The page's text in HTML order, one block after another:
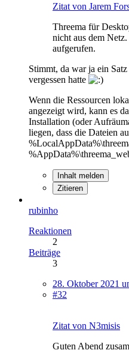
Zitat von Jarem
Threema für
nicht aus dem
aufgerufen.
Stimmt, da war ja ein
vergessen hatte
Wenn die Ressourcen
angezeigt wird, kann es
Installation (oder
liegen, dass die Dateien
Inhalt melden
Zitieren
rubinho
Reaktionen
2
Beiträge
3
28. Oktober 2021
#32
Zitat von N3misis
Guten Abend